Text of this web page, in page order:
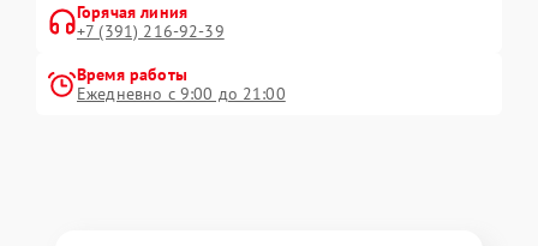
Горячая линия
+7 (391) 216-92-39
Время работы
Ежедневно с 9:00 до 21:00